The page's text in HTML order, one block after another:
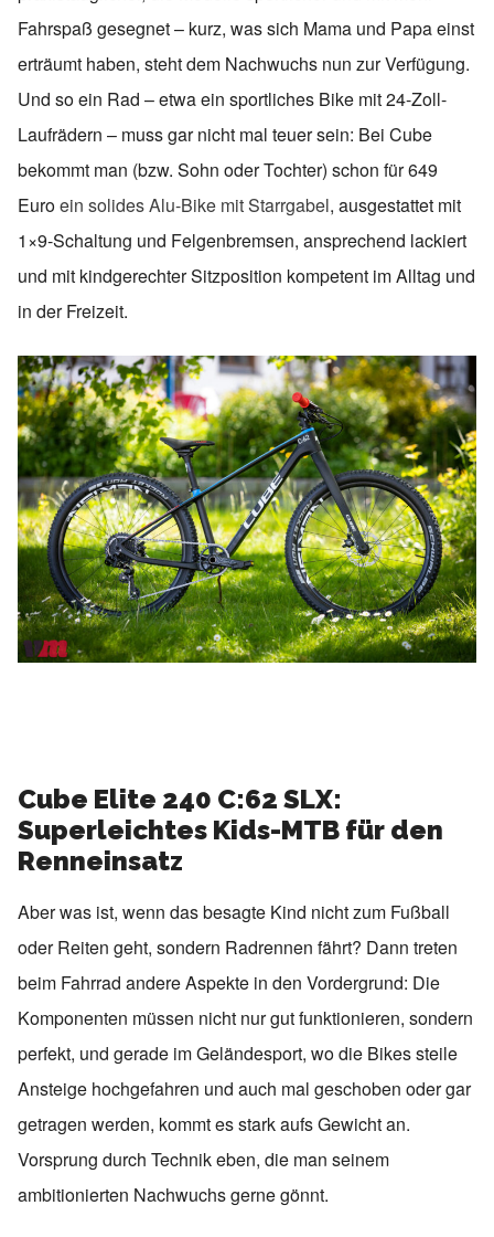
Fahrspaß gesegnet – kurz, was sich Mama und Papa einst
erträumt haben, steht dem Nachwuchs nun zur Verfügung.
Und so ein Rad – etwa ein sportliches Bike mit 24-Zoll-
Laufrädern – muss gar nicht mal teuer sein: Bei Cube
bekommt man (bzw. Sohn oder Tochter) schon für 649
Euroein solides Alu-Bike mit Starrgabel, ausgestattet mit
1×9-Schaltung und Felgenbremsen, ansprechend lackiert
und mit kindgerechter Sitzposition kompetent im Alltag und
in der Freizeit.
Cube Elite 240 C:62 SLX:
Superleichtes Kids-MTB für den
Renneinsatz
Aber was ist, wenn das besagte Kind nicht zum Fußball
oder Reiten geht, sondern Radrennen fährt? Dann treten
beim Fahrrad andere Aspekte in den Vordergrund: Die
Komponenten müssen nicht nur gut funktionieren, sondern
perfekt, und gerade im Geländesport, wo die Bikes steile
Ansteige hochgefahren und auch mal geschoben oder gar
getragen werden, kommt es stark aufs Gewicht an.
Vorsprung durch Technik eben, die man seinem
ambitionierten Nachwuchs gerne gönnt.